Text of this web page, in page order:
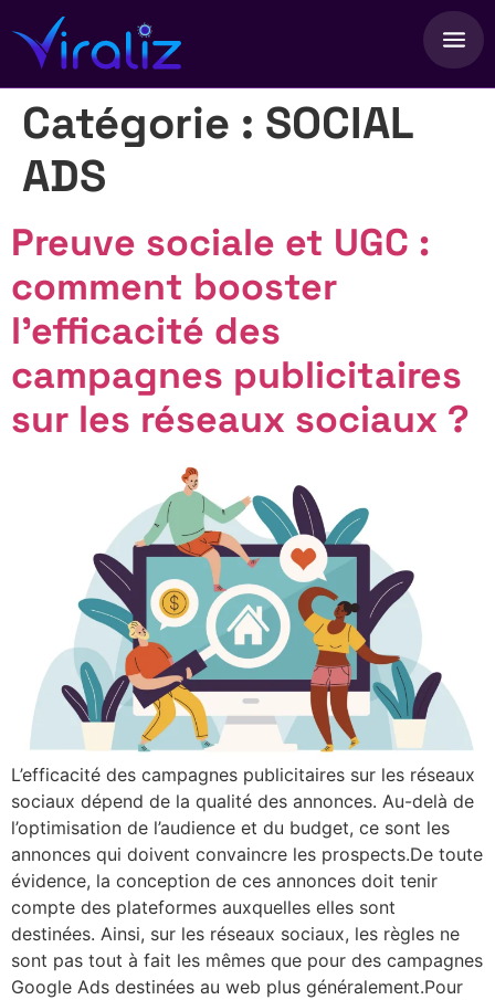
Catégorie : SOCIAL
ADS
Preuve sociale et UGC :
comment booster
l’efficacité des
campagnes publicitaires
sur les réseaux sociaux ?
L’efficacité des campagnes publicitaires sur les réseaux
sociaux dépend de la qualité des annonces. Au-delà de
l’optimisation de l’audience et du budget, ce sont les
annonces qui doivent convaincre les prospects.De toute
évidence, la conception de ces annonces doit tenir
compte des plateformes auxquelles elles sont
destinées. Ainsi, sur les réseaux sociaux, les règles ne
sont pas tout à fait les mêmes que pour des campagnes
Google Ads destinées au web plus généralement.Pour